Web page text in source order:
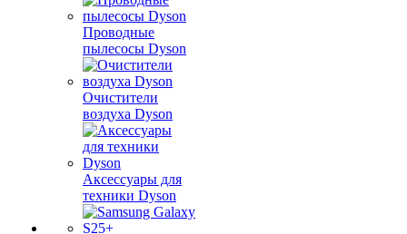
Проводные
пылесосы Dyson
Очистители
воздуха Dyson
Аксессуары для
техники Dyson